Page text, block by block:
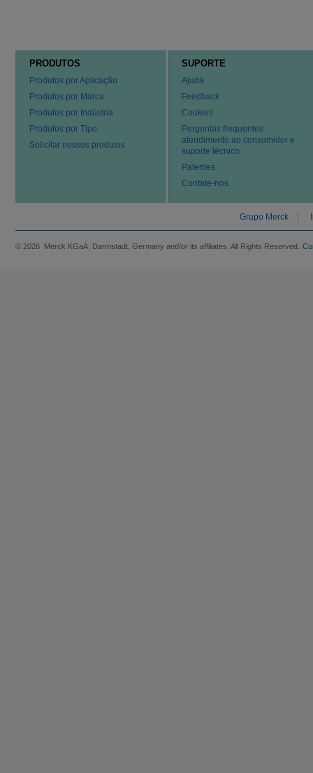
PRODUTOS
Produtos por Aplicação
Produtos por Marca
Produtos por Indústria
Produtos por Tipo
Solicitar nossos produtos
SUPORTE
Ajuda
Feedback
Cookies
Perguntas frequentes
atendimento ao consumidor e
suporte técnico
Patentes
Contate-nos
Grupo Merck
© 2026 Merck KGaA, Darmstadt, Germany and/or its affiliates. All Rights Reserved.